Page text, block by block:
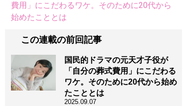
費用」にこだわるワケ。そのために20代から
始めたこととは
この連載の前回記事
国民的ドラマの元天才子役が
「自分の葬式費用」にこだわる
ワケ。そのために20代から始め
たこととは
2025.09.07